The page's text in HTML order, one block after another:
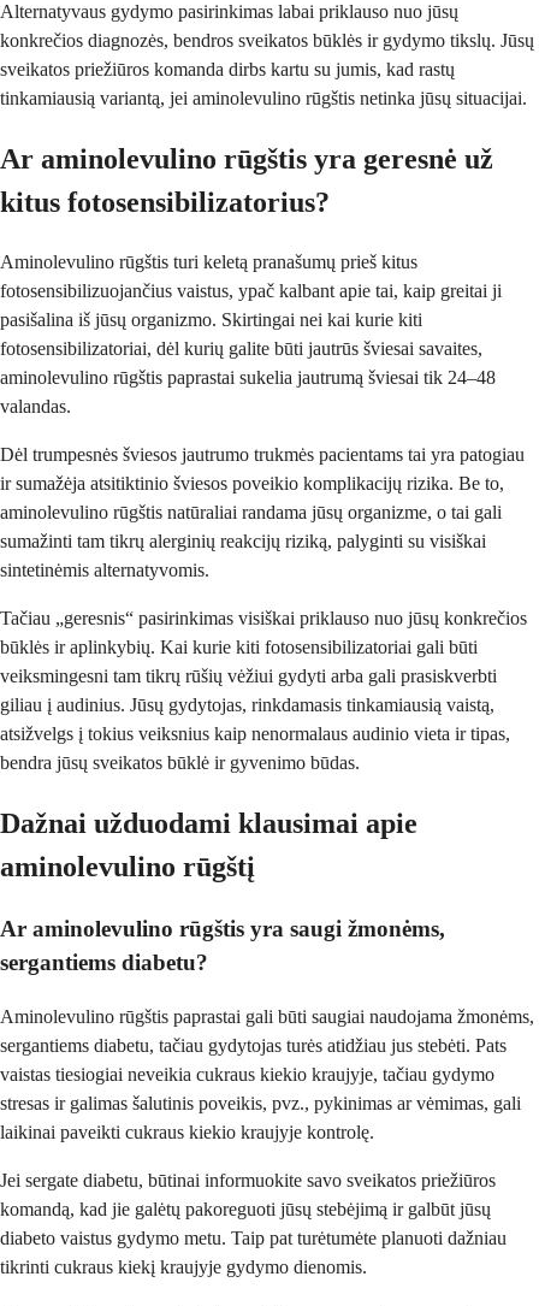
Alternatyvaus gydymo pasirinkimas labai priklauso nuo jūsų
konkrečios diagnozės, bendros sveikatos būklės ir gydymo tikslų. Jūsų
sveikatos priežiūros komanda dirbs kartu su jumis, kad rastų
tinkamiausią variantą, jei aminolevulino rūgštis netinka jūsų situacijai.
Ar aminolevulino rūgštis yra geresnė už
kitus fotosensibilizatorius?
Aminolevulino rūgštis turi keletą pranašumų prieš kitus
fotosensibilizuojančius vaistus, ypač kalbant apie tai, kaip greitai ji
pasišalina iš jūsų organizmo. Skirtingai nei kai kurie kiti
fotosensibilizatoriai, dėl kurių galite būti jautrūs šviesai savaites,
aminolevulino rūgštis paprastai sukelia jautrumą šviesai tik 24–48
valandas.
Dėl trumpesnės šviesos jautrumo trukmės pacientams tai yra patogiau
ir sumažėja atsitiktinio šviesos poveikio komplikacijų rizika. Be to,
aminolevulino rūgštis natūraliai randama jūsų organizme, o tai gali
sumažinti tam tikrų alerginių reakcijų riziką, palyginti su visiškai
sintetinėmis alternatyvomis.
Tačiau „geresnis“ pasirinkimas visiškai priklauso nuo jūsų konkrečios
būklės ir aplinkybių. Kai kurie kiti fotosensibilizatoriai gali būti
veiksmingesni tam tikrų rūšių vėžiui gydyti arba gali prasiskverbti
giliau į audinius. Jūsų gydytojas, rinkdamasis tinkamiausią vaistą,
atsižvelgs į tokius veiksnius kaip nenormalaus audinio vieta ir tipas,
bendra jūsų sveikatos būklė ir gyvenimo būdas.
Dažnai užduodami klausimai apie
aminolevulino rūgštį
Ar aminolevulino rūgštis yra saugi žmonėms,
sergantiems diabetu?
Aminolevulino rūgštis paprastai gali būti saugiai naudojama žmonėms,
sergantiems diabetu, tačiau gydytojas turės atidžiau jus stebėti. Pats
vaistas tiesiogiai neveikia cukraus kiekio kraujyje, tačiau gydymo
stresas ir galimas šalutinis poveikis, pvz., pykinimas ar vėmimas, gali
laikinai paveikti cukraus kiekio kraujyje kontrolę.
Jei sergate diabetu, būtinai informuokite savo sveikatos priežiūros
komandą, kad jie galėtų pakoreguoti jūsų stebėjimą ir galbūt jūsų
diabeto vaistus gydymo metu. Taip pat turėtumėte planuoti dažniau
tikrinti cukraus kiekį kraujyje gydymo dienomis.